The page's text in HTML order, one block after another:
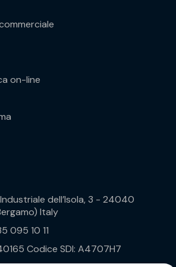
on-line
dell’Isola, 3 - 24040
Italy
095 10 11
Codice SDI: A4707H7